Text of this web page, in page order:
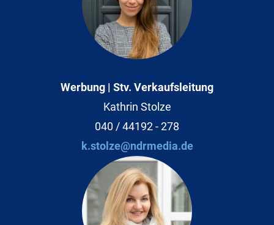
Werbung | Stv. Verkaufsleitung
Kathrin Stolze
040 / 44192 - 278
k.stolze@ndrmedia.de